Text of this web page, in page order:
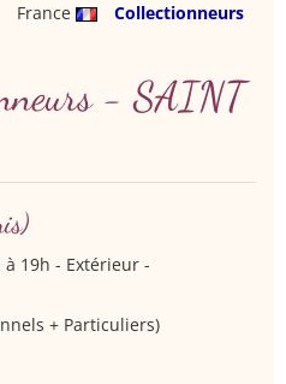
France Collectionneurs
- SAINT
à 19h - Extérieur -
+ Particuliers)